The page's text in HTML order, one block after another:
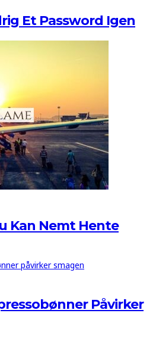
Et Password Igen
Kan Nemt Hente
Påvirker